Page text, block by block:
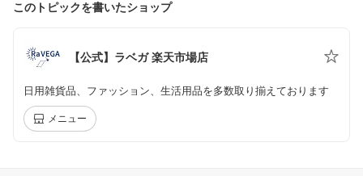
このトピックを書いたショップ
【公式】ラベガ 楽天市場店
日用雑貨品、ファッション、生活用品を多数取り揃えております
メニュー